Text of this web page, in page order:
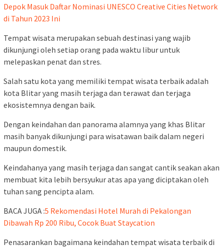
Depok Masuk Daftar Nominasi UNESCO Creative Cities Network
di Tahun 2023 Ini
Tempat wisata merupakan sebuah destinasi yang wajib
dikunjungi oleh setiap orang pada waktu libur untuk
melepaskan penat dan stres.
Salah satu kota yang memiliki tempat wisata terbaik adalah
kota Blitar yang masih terjaga dan terawat dan terjaga
ekosistemnya dengan baik.
Dengan keindahan dan panorama alamnya yang khas Blitar
masih banyak dikunjungi para wisatawan baik dalam negeri
maupun domestik.
Keindahanya yang masih terjaga dan sangat cantik seakan akan
membuat kita lebih bersyukur atas apa yang diciptakan oleh
tuhan sang pencipta alam.
BACA JUGA :5 Rekomendasi Hotel Murah di Pekalongan
Dibawah Rp 200 Ribu, Cocok Buat Staycation
Penasarankan bagaimana keindahan tempat wisata terbaik di